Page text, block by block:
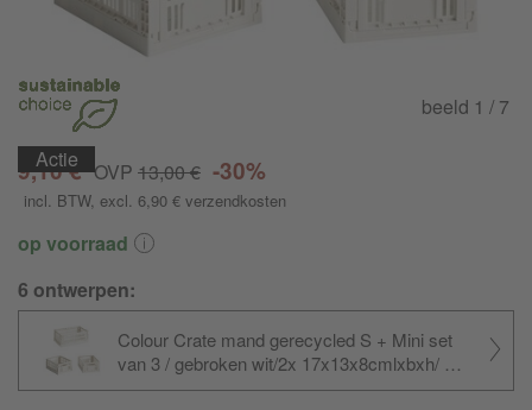
Actie
Actie
Actie
Actie
Actie
beeld 1 / 7
9,10 € OVP 13,00 € -30%
incl. BTW, excl. 6,90 € verzendkosten
op voorraad
6 ontwerpen:
Colour Crate mand gerecycled S + Mini set
van 3 / gebroken wit/2x 17x13x8cmlxbxh/ 1x
26,5x17x10,5cm lxbxh/vouwbaar/stapelbaar